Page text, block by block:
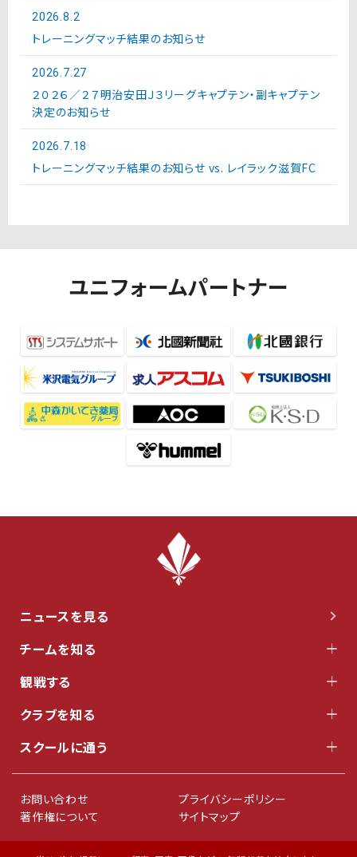
2026.8.2
トレーニングマッチ結果のお知らせ
2026.7.27
２０２６／２７明治安田Ｊ３リーグキャプテン・副キャプテン
決定のお知らせ
2026.7.18
トレーニングマッチ結果のお知らせ vs. レイラック滋賀FC
ユニフォームパートナー
ニュースを見る
チームを知る
観戦する
クラブを知る
スクールに通う
お問い合わせ
プライバシーポリシー
著作権について
サイトマップ